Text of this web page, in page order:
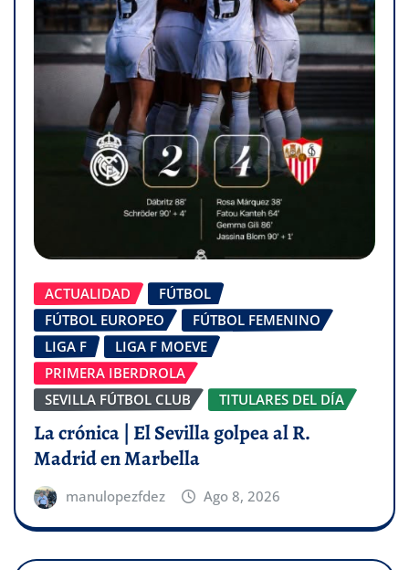
ACTUALIDAD
FÚTBOL
FÚTBOL EUROPEO
FÚTBOL FEMENINO
LIGA F
LIGA F MOEVE
PRIMERA IBERDROLA
SEVILLA FÚTBOL CLUB
TITULARES DEL DÍA
La crónica | El Sevilla golpea al R.
Madrid en Marbella
manulopezfdez Ago 8, 2026